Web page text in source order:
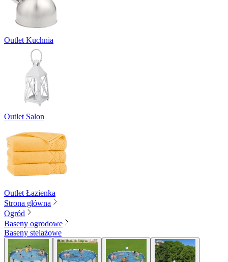
Outlet Kuchnia
Outlet Salon
Outlet Łazienka
Strona główna
Ogród
Baseny ogrodowe
Baseny stelażowe